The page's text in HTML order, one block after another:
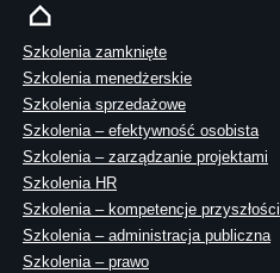
Szkolenia zamknięte
Szkolenia menedżerskie
Szkolenia sprzedażowe
Szkolenia – efektywność osobista
Szkolenia – zarządzanie projektami
Szkolenia HR
Szkolenia – kompetencje przyszłości
Szkolenia – administracja publiczna
Szkolenia – prawo